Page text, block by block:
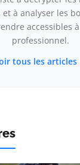
à analyser les
accessibles
professionnel.
tous les articles